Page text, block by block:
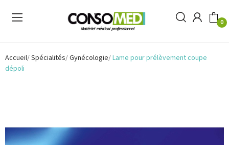
0
Accueil Spécialités Gynécologie Lame pour prélèvement coupe
dépoli